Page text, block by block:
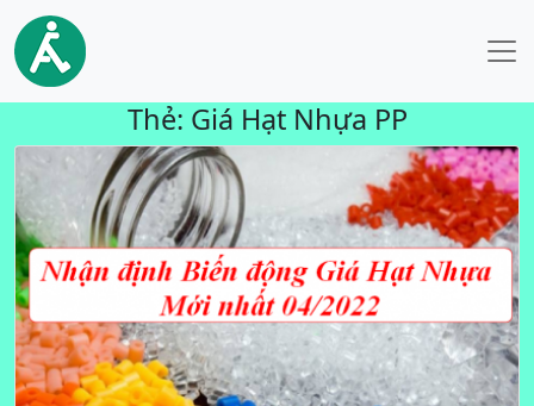
Thẻ: Giá Hạt Nhựa PP